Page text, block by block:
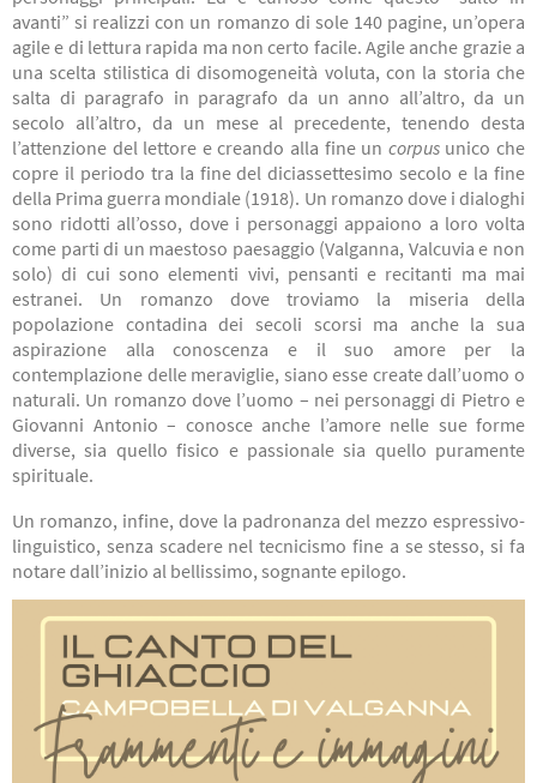
avanti” si realizzi con un romanzo di sole 140 pagine, un’opera
agile e di lettura rapida ma non certo facile. Agile anche grazie a
una scelta stilistica di disomogeneità voluta, con la storia che
salta di paragrafo in paragrafo da un anno all’altro, da un
secolo all’altro, da un mese al precedente, tenendo desta
l’attenzione del lettore e creando alla fine un corpusunico che
copre il periodo tra la fine del diciassettesimo secolo e la fine
della Prima guerra mondiale (1918). Un romanzo dove i dialoghi
sono ridotti all’osso, dove i personaggi appaiono a loro volta
come parti di un maestoso paesaggio (Valganna, Valcuvia e non
solo) di cui sono elementi vivi, pensanti e recitanti ma mai
estranei. Un romanzo dove troviamo la miseria della
popolazione contadina dei secoli scorsi ma anche la sua
aspirazione alla conoscenza e il suo amore per la
contemplazione delle meraviglie, siano esse create dall’uomo o
naturali. Un romanzo dove l’uomo – nei personaggi di Pietro e
Giovanni Antonio – conosce anche l’amore nelle sue forme
diverse, sia quello fisico e passionale sia quello puramente
spirituale.
Un romanzo, infine, dove la padronanza del mezzo espressivo-
linguistico, senza scadere nel tecnicismo fine a se stesso, si fa
notare dall’inizio al bellissimo, sognante epilogo.